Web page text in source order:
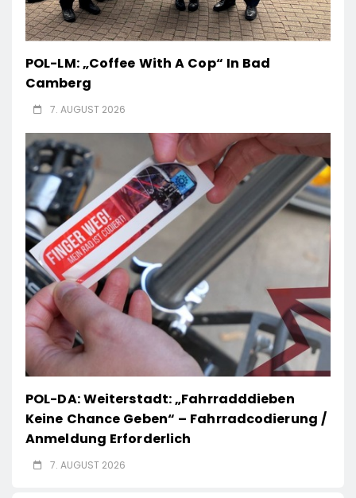
POL-LM: „Coffee With A Cop“ In Bad
Camberg
7. AUGUST 2026
POL-DA: Weiterstadt: „Fahrradddieben
Keine Chance Geben“ – Fahrradcodierung /
Anmeldung Erforderlich
7. AUGUST 2026